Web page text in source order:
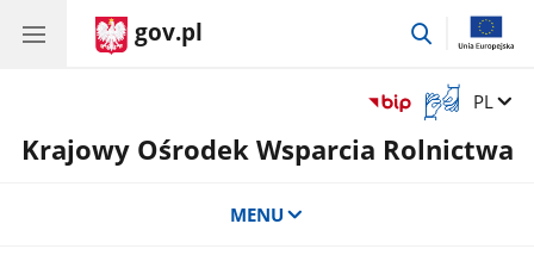
gov.pl
przejdź
Otwórz
okno
z
Zmień
PL
Krajowy Ośrodek Wsparcia Rolnictwa
MENU